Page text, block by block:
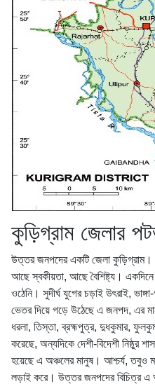
কুড়িগ্রাম জেলার
উত্তর জনপদের একটি জেলা
আছে স্বকীয়তা, আছে বৈশিষ্ট্য।
ওঠেনি। সুদীর্ঘ যুগের চড়াই উৎরাই,
ভেতর দিয়ে গড়ে উঠেছে এ জনপদ, এর
ধরলা, তিস্তা, ব্রহ্মপুত্র, দুধকুমার,
করেছে, অন্যদিকে দেশী-বিদেশী নিষ্ঠুর
হয়েছে এ অঞ্চলের মানুষ। আশ্চর্য, তবুও
লড়াই করে। উত্তর জনপদের বিচিত্র এ